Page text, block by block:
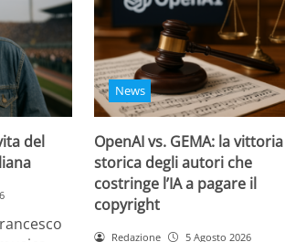
del
News
OpenAI vs. GEMA: la vittoria
storica degli autori che
costringe l’IA a pagare il
copyright
Redazione 5 Agosto 2026